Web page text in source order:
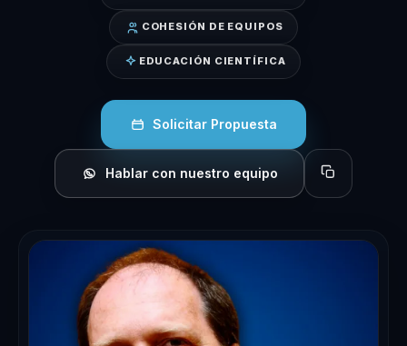
COHESIÓN DE EQUIPOS
EDUCACIÓN CIENTÍFICA
Solicitar Propuesta
Hablar con nuestro equipo Copiar perfil